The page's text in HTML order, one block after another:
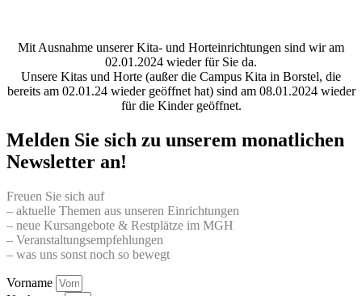
Mit Ausnahme unserer Kita- und Horteinrichtungen sind wir am
02.01.2024 wieder für Sie da.
Unsere Kitas und Horte (außer die Campus Kita in Borstel, die
bereits am 02.01.24 wieder geöffnet hat) sind am 08.01.2024 wieder
für die Kinder geöffnet.
Melden Sie sich zu unserem monatlichen
Newsletter an!
Freuen Sie sich auf
– aktuelle Themen aus unseren Einrichtungen
– neue Kursangebote & Restplätze im MGH
– Veranstaltungsempfehlungen
– was uns sonst noch so bewegt
Vorname